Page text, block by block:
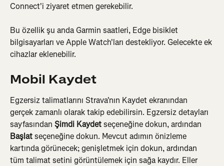
Connect'i ziyaret etmen gerekebilir.
Bu özellik şu anda Garmin saatleri, Edge bisiklet
bilgisayarları ve Apple Watch'ları destekliyor. Gelecekte ek
cihazlar eklenebilir.
Mobil Kaydet
Egzersiz talimatlarını Strava'nın Kaydet ekranından
gerçek zamanlı olarak takip edebilirsin. Egzersiz detayları
sayfasından Şimdi Kaydet seçeneğine dokun, ardından
Başlat seçeneğine dokun. Mevcut adımın önizleme
kartında görünecek; genişletmek için dokun, ardından
tüm talimat setini görüntülemek için sağa kaydır. Eller